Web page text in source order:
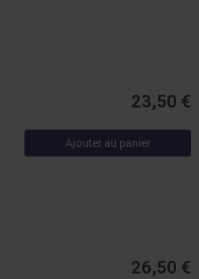
23,50 €
Ajouter au panier
26,50 €